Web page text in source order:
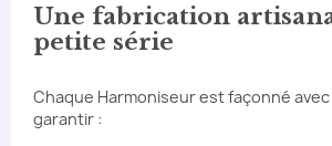
Une fabrication
petite série
Chaque Harmoniseur est façonné
garantir :